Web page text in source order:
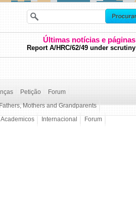
Últimas notícias e páginas
Report A/HRC/62/49 under scrutiny
Petição
Forum
Mothers and Grandparents
Academicos Internacional
Forum